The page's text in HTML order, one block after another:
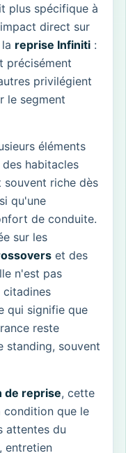
plus spécifique à
direct sur
reprise Infiniti :
précisément
privilégient
le segment
éléments
habitacles
souvent riche dès
qu'une
de conduite.
sur les
et des
n'est pas
citadines
qui signifie que
reste
standing, souvent
de reprise, cette
condition que le
attentes du
entretien